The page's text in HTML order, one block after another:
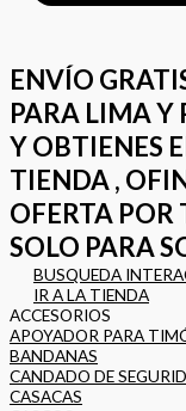
ENVÍO
PARA LIMA Y
Y OBTIENES
TIENDA ,
OFERTA
SOLO PARA
BUSQUEDA
IR A LA TIENDA
ACCESORIOS
APOYADOR PARA
BANDANAS
CANDADO DE
CASACAS